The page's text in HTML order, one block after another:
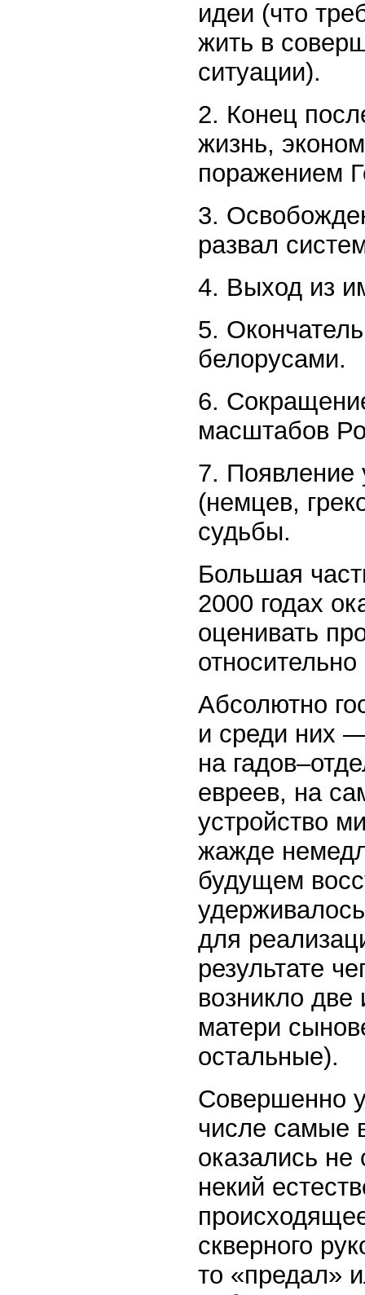
идеи (что
жить в
ситуации).
2. Конец
жизнь,
поражением
3.
развал
4. Выход из
5.
белорусами.
6.
масштабов
7. Появление
(немцев,
судьбы.
Большая
2000 годах
оценивать
Абсолютно
и среди них
на
евреев, на
устройство
жажде
будущем
для
результате
возникло две
матери
остальные).
Совершенно
числе самые
оказались
некий
скверного
то «предал»